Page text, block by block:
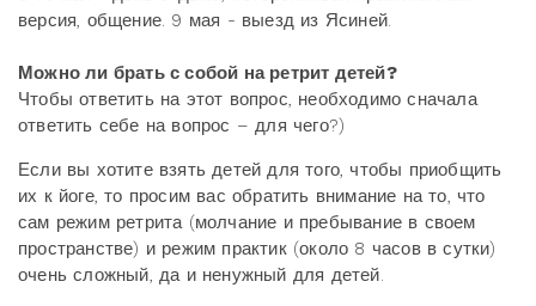
версия, общение. 9 мая - выезд из Ясиней.
Можно ли брать с собой на ретрит детей?
Чтобы ответить на этот вопрос, необходимо сначала
ответить себе на вопрос – для чего?)
Если вы хотите взять детей для того, чтобы приобщить
их к йоге, то просим вас обратить внимание на то, что
сам режим ретрита (молчание и пребывание в своем
пространстве) и режим практик (около 8 часов в сутки)
очень сложный, да и ненужный для детей.